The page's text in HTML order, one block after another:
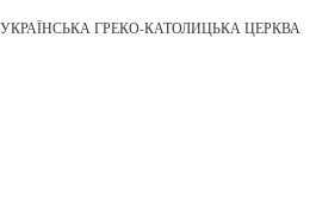
УКРАЇНСЬКА ГРЕКО-КАТОЛИЦЬКА ЦЕРКВА